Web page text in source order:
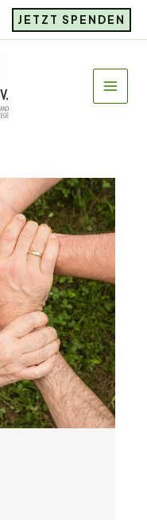
JETZT SPENDEN